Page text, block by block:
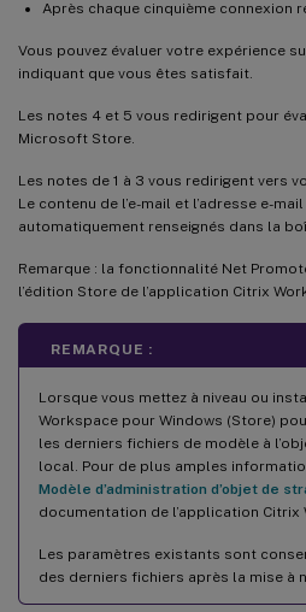
Après chaque cinquième connexion
Vous pouvez évaluer votre expérience
indiquant que vous êtes satisfait.
Les notes 4 et 5 vous redirigent pour
Microsoft Store.
Les notes de 1 à 3 vous redirigent vers
Le contenu de l’e-mail et l’adresse e-
automatiquement renseignés dans la
Remarque : la fonctionnalité Net
l’édition Store de l’application Citrix
REMARQUE :
Lorsque vous mettez à niveau ou
Workspace pour Windows (Store)
les derniers fichiers de modèle à
local. Pour de plus amples
Modèle d’administration d’objet de
documentation de l’application Citrix
Les paramètres existants sont
des derniers fichiers après la mise à